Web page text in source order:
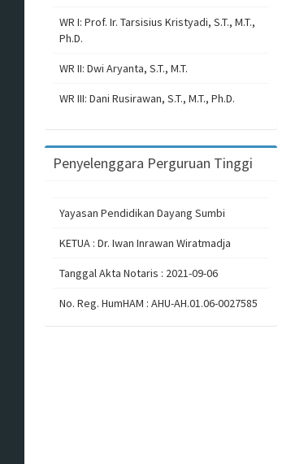
WR I: Prof. Ir. Tarsisius Kristyadi, S.T., M.T.,
Ph.D.
WR II: Dwi Aryanta, S.T., M.T.
WR III: Dani Rusirawan, S.T., M.T., Ph.D.
Penyelenggara Perguruan Tinggi
Yayasan Pendidikan Dayang Sumbi
KETUA : Dr. Iwan Inrawan Wiratmadja
Tanggal Akta Notaris : 2021-09-06
No. Reg. HumHAM : AHU-AH.01.06-0027585